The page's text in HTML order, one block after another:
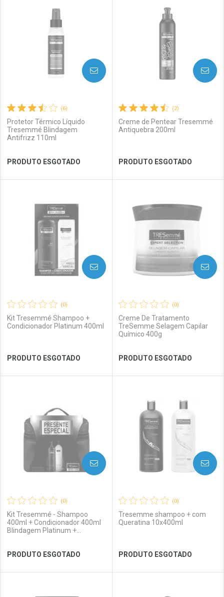
Laboratório
Ver Desconto Convênio
Por Menos Laboratório
Ver Desconto Convênio
Por Menos
(6)
Protetor Térmico Líquido
Tresemmé Blindagem
Antifrizz 110ml
PRODUTO ESGOTADO
AVISE-ME
Laboratório
Ver Desconto Convênio
Por Menos
(2)
Creme de Pentear Tresemmé
Antiquebra 200ml
PRODUTO ESGOTADO
AVISE-ME
Laboratório
Ver Desconto Convênio
Por Menos
(0)
Kit Tresemmé Shampoo +
Condicionador Platinum 400ml
PRODUTO ESGOTADO
AVISE-ME
Laboratório
Ver Desconto Convênio
Por Menos
(0)
Creme De Tratamento
TreSemme Selagem Capilar
Químico 400g
PRODUTO ESGOTADO
AVISE-ME
Laboratório
Ver Desconto Convênio
Por Menos
(0)
Kit Tresemmé - Shampoo
400ml + Condicionador 400ml
Blindagem Platinum +
PRODUTO ESGOTADO
AVISE-ME
(0)
Tresemme shampoo + com
Queratina 10x400ml
PRODUTO ESGOTADO
AVISE-ME